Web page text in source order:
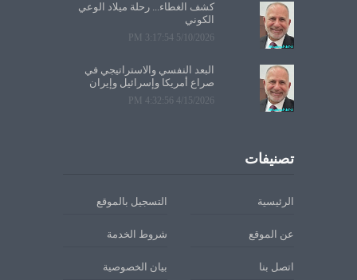
كشف الغطاء... رحلة ميلاد الوعي
الكوني
5/10/2026 3:17:54 PM
البعد النفسي والاستراتيجي في
صراع أمريكا وإسرائيل وإيران
4/15/2026 4:32:56 PM
تصنيفات
الرئيسية التسجيل بالموقع
عن الموقع شروط الخدمة
اتصل بنا بيان الخصوصية